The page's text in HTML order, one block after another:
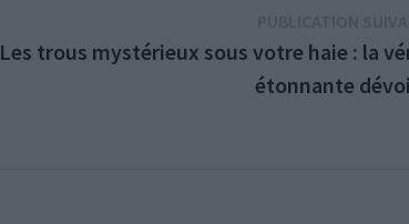
Les trous mystérieux sous votre haie : la
étonnante